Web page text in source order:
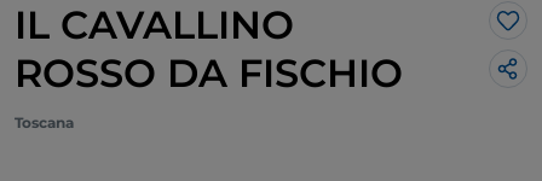
IL CAVALLINO
ROSSO DA FISCHIO
Toscana